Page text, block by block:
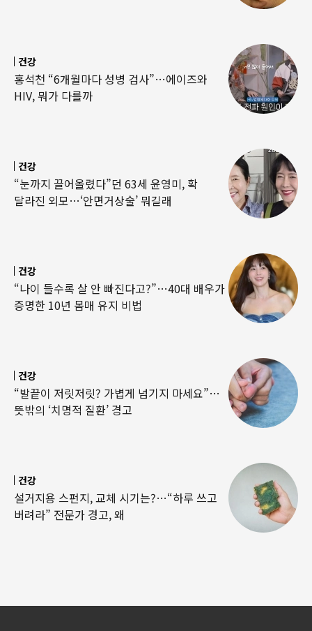
건강
홍석천 “6개월마다 성병 검사”…에이즈와
HIV, 뭐가 다를까
건강
“눈까지 끌어올렸다”던 63세 윤영미, 확
달라진 외모…‘안면거상술’ 뭐길래
건강
“나이 들수록 살 안 빠진다고?”…40대 배우가
증명한 10년 몸매 유지 비법
건강
“발끝이 저릿저릿? 가볍게 넘기지 마세요”…
뜻밖의 ‘치명적 질환’ 경고
건강
설거지용 스펀지, 교체 시기는?…“하루 쓰고
버려라” 전문가 경고, 왜